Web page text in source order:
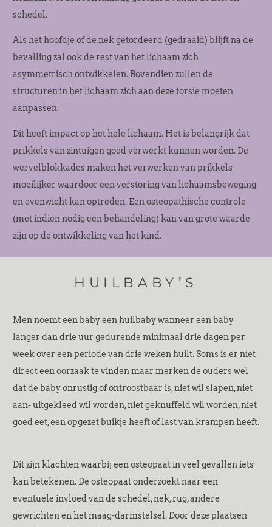
schedel.
Als het hoofdje of de nek getordeerd (gedraaid) blijft na de
bevalling zal ook de rest van het lichaam zich
asymmetrisch ontwikkelen. Bovendien zullen de
structuren in het lichaam zich aan deze torsie moeten
aanpassen.
Dit heeft impact op het hele lichaam. Het is belangrijk dat
prikkels van zintuigen goed verwerkt kunnen worden. De
wervelblokkades maken het verwerken van prikkels
moeilijker waardoor een verstoring van lichaamsbeweging
en evenwicht kan optreden. Een osteopathische controle
(met indien nodig een behandeling) kan van grote waarde
zijn op de ontwikkeling van het kind.
HUILBABY’S
Men noemt een baby een huilbaby wanneer een baby
langer dan drie uur gedurende minimaal drie dagen per
week over een periode van drie weken huilt. Soms is er niet
direct een oorzaak te vinden maar merken de ouders wel
dat de baby onrustig of ontroostbaar is, niet wil slapen, niet
aan- uitgekleed wil worden, niet geknuffeld wil worden, niet
goed eet, een opgezet buikje heeft of last van krampen heeft.
Dit zijn klachten waarbij een osteopaat in veel gevallen iets
kan betekenen. De osteopaat onderzoekt naar een
eventuele invloed van de schedel, nek, rug, andere
gewrichten en het maag-darmstelsel. Door deze plaatsen